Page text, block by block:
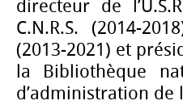
directeur de
C.N.R.S. (2014-
(2013-2021) et
la Bibliothèque
d’administration de